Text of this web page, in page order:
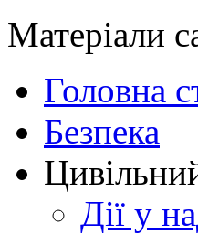
Матеріали
Головна
Безпека
Дії у